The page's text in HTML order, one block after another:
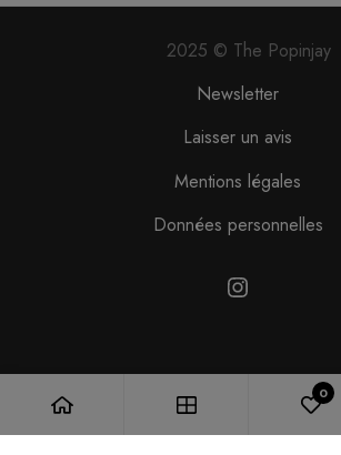
2025 © The Popinjay
Newsletter
Laisser un avis
Mentions légales
Données personnelles
0